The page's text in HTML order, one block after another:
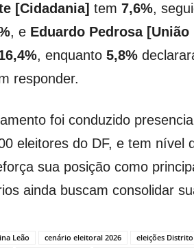
[Cidadania] tem 7,6%,
, e Eduardo Pedrosa [União
, enquanto 5,8%
responder.
foi conduzido
eleitores do DF, e tem nível
sua posição como
ainda buscam consolidar
Leão cenário eleitoral 2026 eleições